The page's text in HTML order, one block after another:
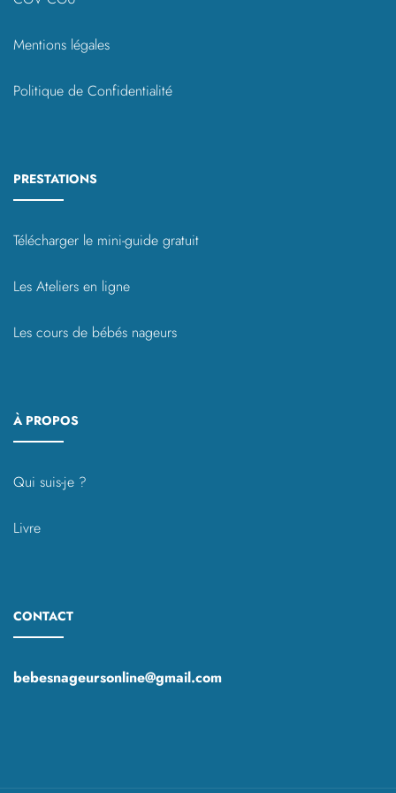
Mentions légales
Politique de Confidentialité
PRESTATIONS
Télécharger le mini-guide gratuit
Les Ateliers en ligne
Les cours de bébés nageurs
À PROPOS
Qui suis-je ?
Livre
CONTACT
bebesnageursonline@gmail.com